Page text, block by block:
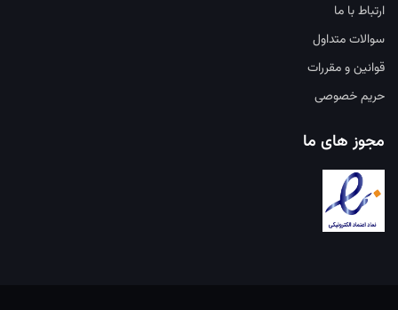
ارتباط با ما
سوالات متداول
قوانین و مقررات
حریم خصوصی
مجوز های ما